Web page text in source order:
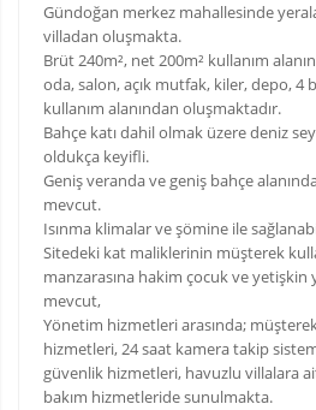
Gündoğan merkez mahallesinde
villadan oluşmakta.
Brüt 240m², net 200m² kullanım
oda, salon, açık mutfak, kiler, depo, 4
kullanım alanından oluşmaktadır.
Bahçe katı dahil olmak üzere deniz
oldukça keyifli.
Geniş veranda ve geniş bahçe
mevcut.
Isınma klimalar ve şömine ile
Sitedeki kat maliklerinin müşterek
manzarasına hakim çocuk ve yetişkin
mevcut,
Yönetim hizmetleri arasında;
hizmetleri, 24 saat kamera takip
güvenlik hizmetleri, havuzlu villalara
bakım hizmetleride sunulmakta.